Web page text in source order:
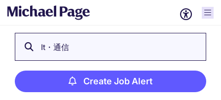
It・通信
Create Job Alert